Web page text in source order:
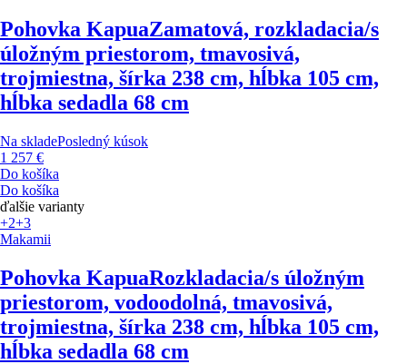
Pohovka KapuaZamatová, rozkladacia/s
úložným priestorom, tmavosivá,
trojmiestna, šírka 238 cm, hĺbka 105 cm,
hĺbka sedadla 68 cm
Na skladePosledný kúsok
1 257 €
Do košíka
Do košíka
ďalšie varianty
+2+3
Makamii
Pohovka KapuaRozkladacia/s úložným
priestorom, vodoodolná, tmavosivá,
trojmiestna, šírka 238 cm, hĺbka 105 cm,
hĺbka sedadla 68 cm